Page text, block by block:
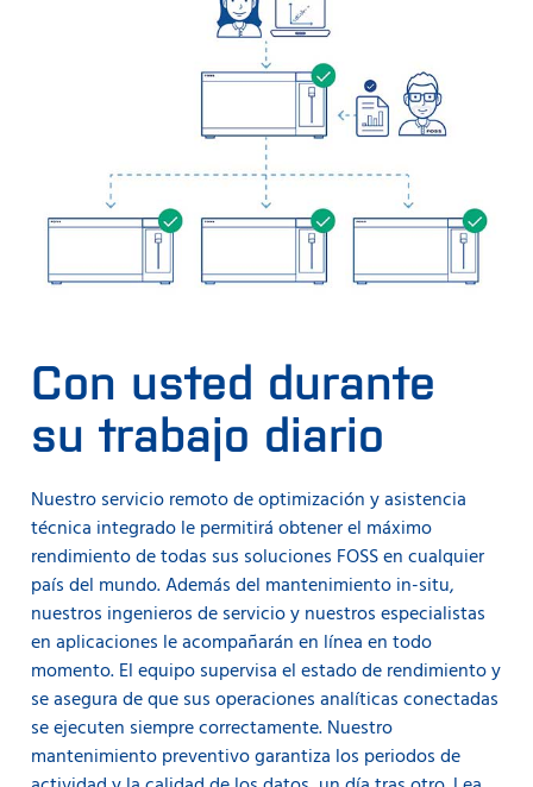
Con usted durante
su trabajo diario
Nuestro servicio remoto de optimización y asistencia
técnica integrado le permitirá obtener el máximo
rendimiento de todas sus soluciones FOSS en cualquier
país del mundo. Además del mantenimiento in-situ,
nuestros ingenieros de servicio y nuestros especialistas
en aplicaciones le acompañarán en línea en todo
momento. El equipo supervisa el estado de rendimiento y
se asegura de que sus operaciones analíticas conectadas
se ejecuten siempre correctamente. Nuestro
mantenimiento preventivo garantiza los periodos de